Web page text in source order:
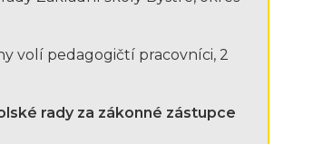
volí pedagogičtí pracovníci, 2
rady za zákonné zástupce